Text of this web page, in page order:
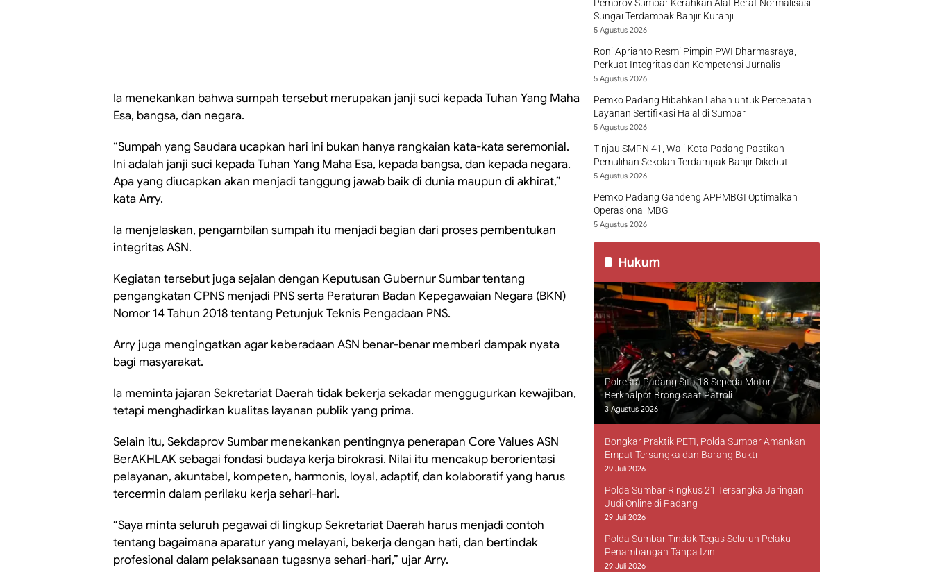
Ia menekankan bahwa sumpah tersebut merupakan janji suci kepada Tuhan Yang Maha
Esa, bangsa, dan negara.
“Sumpah yang Saudara ucapkan hari ini bukan hanya rangkaian kata-kata seremonial.
Ini adalah janji suci kepada Tuhan Yang Maha Esa, kepada bangsa, dan kepada negara.
Apa yang diucapkan akan menjadi tanggung jawab baik di dunia maupun di akhirat,”
kata Arry.
Ia menjelaskan, pengambilan sumpah itu menjadi bagian dari proses pembentukan
integritas ASN.
Kegiatan tersebut juga sejalan dengan Keputusan Gubernur Sumbar tentang
pengangkatan CPNS menjadi PNS serta Peraturan Badan Kepegawaian Negara (BKN)
Nomor 14 Tahun 2018 tentang Petunjuk Teknis Pengadaan PNS.
Arry juga mengingatkan agar keberadaan ASN benar-benar memberi dampak nyata
bagi masyarakat.
Ia meminta jajaran Sekretariat Daerah tidak bekerja sekadar menggugurkan kewajiban,
tetapi menghadirkan kualitas layanan publik yang prima.
Selain itu, Sekdaprov Sumbar menekankan pentingnya penerapan Core Values ASN
BerAKHLAK sebagai fondasi budaya kerja birokrasi. Nilai itu mencakup berorientasi
pelayanan, akuntabel, kompeten, harmonis, loyal, adaptif, dan kolaboratif yang harus
tercermin dalam perilaku kerja sehari-hari.
“Saya minta seluruh pegawai di lingkup Sekretariat Daerah harus menjadi contoh
tentang bagaimana aparatur yang melayani, bekerja dengan hati, dan bertindak
profesional dalam pelaksanaan tugasnya sehari-hari,” ujar Arry.
Pemprov Sumbar Kerahkan Alat Berat Normalisasi
Sungai Terdampak Banjir Kuranji
5 Agustus 2026
Roni Aprianto Resmi Pimpin PWI Dharmasraya,
Perkuat Integritas dan Kompetensi Jurnalis
5 Agustus 2026
Pemko Padang Hibahkan Lahan untuk Percepatan
Layanan Sertifikasi Halal di Sumbar
5 Agustus 2026
Tinjau SMPN 41, Wali Kota Padang Pastikan
Pemulihan Sekolah Terdampak Banjir Dikebut
5 Agustus 2026
Pemko Padang Gandeng APPMBGI Optimalkan
Operasional MBG
5 Agustus 2026
Hukum
Polresta Padang Sita 18 Sepeda Motor
Berknalpot Brong saat Patroli
3 Agustus 2026
Bongkar Praktik PETI, Polda Sumbar Amankan
Empat Tersangka dan Barang Bukti
29 Juli 2026
Polda Sumbar Ringkus 21 Tersangka Jaringan
Judi Online di Padang
29 Juli 2026
Polda Sumbar Tindak Tegas Seluruh Pelaku
Penambangan Tanpa Izin
29 Juli 2026